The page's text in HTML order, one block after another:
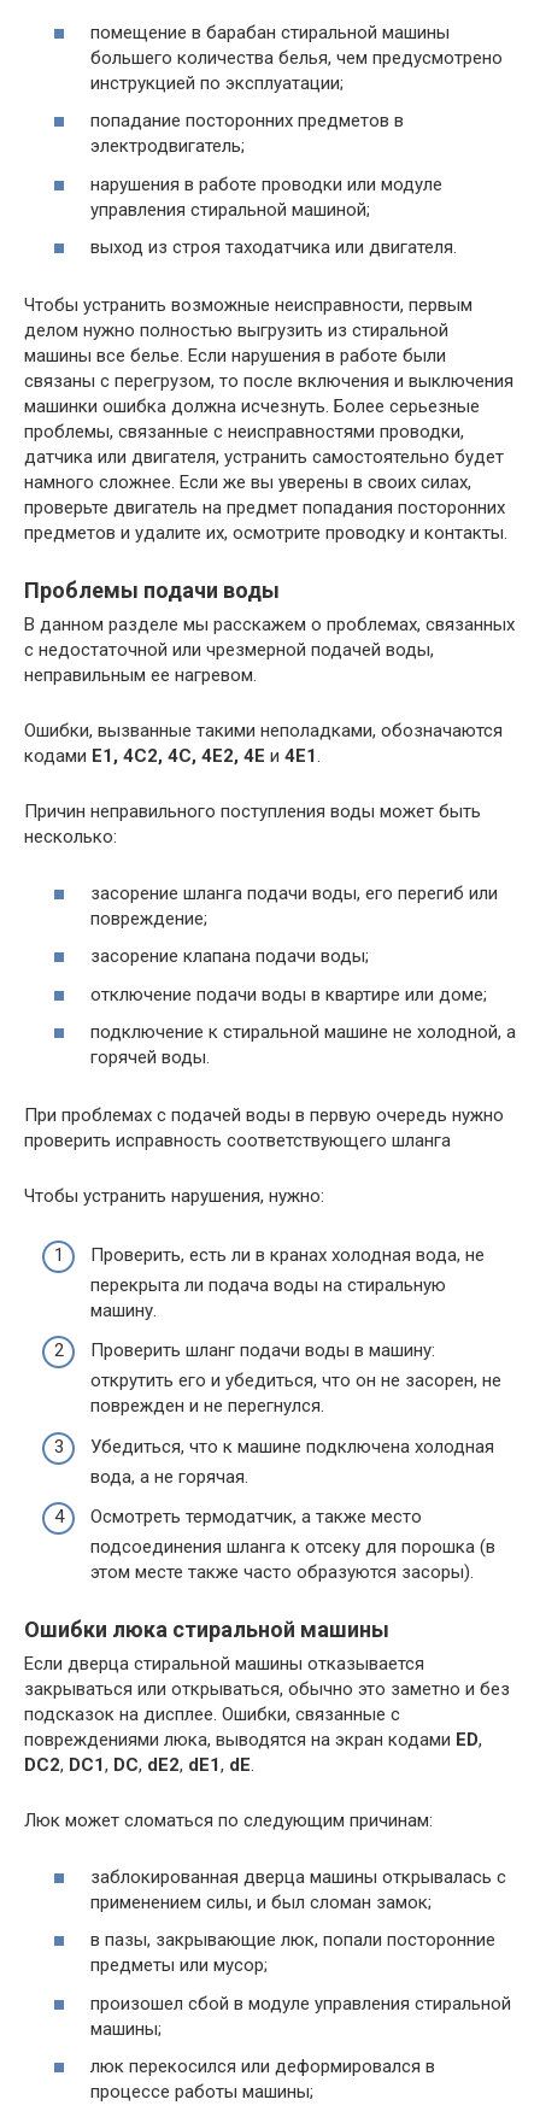
помещение в барабан стиральной машины
большего количества белья, чем предусмотрено
инструкцией по эксплуатации;
попадание посторонних предметов в
электродвигатель;
нарушения в работе проводки или модуле
управления стиральной машиной;
выход из строя таходатчика или двигателя.
Чтобы устранить возможные неисправности, первым
делом нужно полностью выгрузить из стиральной
машины все белье. Если нарушения в работе были
связаны с перегрузом, то после включения и выключения
машинки ошибка должна исчезнуть. Более серьезные
проблемы, связанные с неисправностями проводки,
датчика или двигателя, устранить самостоятельно будет
намного сложнее. Если же вы уверены в своих силах,
проверьте двигатель на предмет попадания посторонних
предметов и удалите их, осмотрите проводку и контакты.
Проблемы подачи воды
В данном разделе мы расскажем о проблемах, связанных
с недостаточной или чрезмерной подачей воды,
неправильным ее нагревом.
Ошибки, вызванные такими неполадками, обозначаются
кодами E1, 4C2, 4C, 4E2, 4E и 4E1.
Причин неправильного поступления воды может быть
несколько:
засорение шланга подачи воды, его перегиб или
повреждение;
засорение клапана подачи воды;
отключение подачи воды в квартире или доме;
подключение к стиральной машине не холодной, а
горячей воды.
При проблемах с подачей воды в первую очередь нужно
проверить исправность соответствующего шланга
Чтобы устранить нарушения, нужно:
Проверить, есть ли в кранах холодная вода, не
перекрыта ли подача воды на стиральную
машину.
Проверить шланг подачи воды в машину:
открутить его и убедиться, что он не засорен, не
поврежден и не перегнулся.
Убедиться, что к машине подключена холодная
вода, а не горячая.
Осмотреть термодатчик, а также место
подсоединения шланга к отсеку для порошка (в
этом месте также часто образуются засоры).
Ошибки люка стиральной машины
Если дверца стиральной машины отказывается
закрываться или открываться, обычно это заметно и без
подсказок на дисплее. Ошибки, связанные с
повреждениями люка, выводятся на экран кодами ED,
DC2, DC1, DC, dE2, dE1, dE.
Люк может сломаться по следующим причинам:
заблокированная дверца машины открывалась с
применением силы, и был сломан замок;
в пазы, закрывающие люк, попали посторонние
предметы или мусор;
произошел сбой в модуле управления стиральной
машины;
люк перекосился или деформировался в
процессе работы машины;